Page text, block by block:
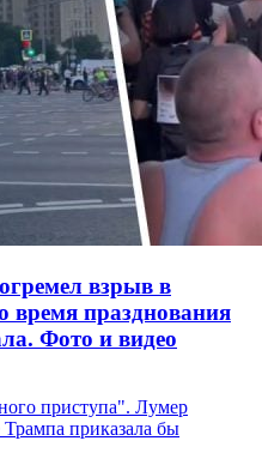
взрыв в
время празднования
Фото и видео